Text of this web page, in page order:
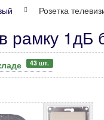
Розетка
рамку
43 шт.